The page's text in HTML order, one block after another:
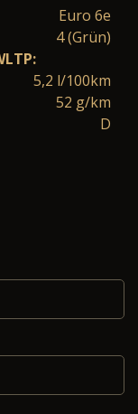
Euro 6e
4 (Grün)
5,2 l/100km
52 g/km
D